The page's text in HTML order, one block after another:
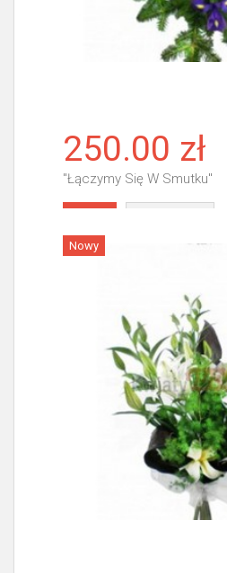
250.00 zł
"Łączymy Się W Smutku"
Nowy